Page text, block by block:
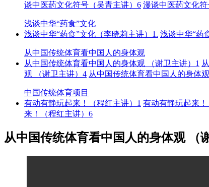
谈中医药文化符号（吴青主讲）6 漫谈中医药文化
浅谈中华“药食”文化
浅谈中华“药食”文化（李晓莉主讲）1. 浅谈中华“药
从中国传统体育看中国人的身体观
从中国传统体育看中国人的身体观 （谢卫主讲）1
观 （谢卫主讲）4 从中国传统体育看中国人的身体
中国传统体育项目
有动有静玩起来！（程红主讲）1 有动有静玩起来
来！（程红主讲）6
从中国传统体育看中国人的身体观 （